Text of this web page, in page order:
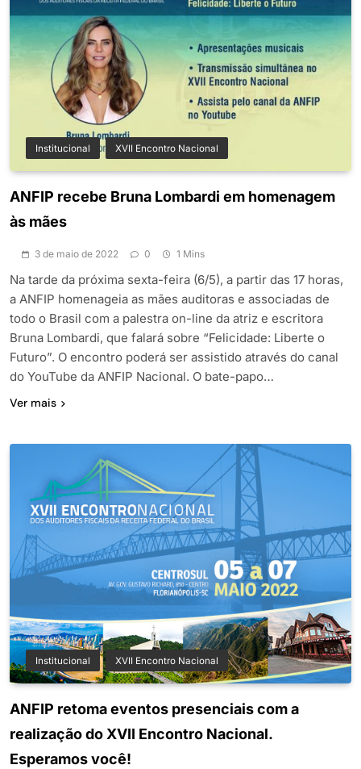
Institucional XVII Encontro Nacional
ANFIP recebe Bruna Lombardi em homenagem
às mães
3 de maio de 2022 0 1 Mins
Na tarde da próxima sexta-feira (6/5), a partir das 17 horas,
a ANFIP homenageia as mães auditoras e associadas de
todo o Brasil com a palestra on-line da atriz e escritora
Bruna Lombardi, que falará sobre “Felicidade: Liberte o
Futuro”. O encontro poderá ser assistido através do canal
do YouTube da ANFIP Nacional. O bate-papo…
Ver mais
Institucional XVII Encontro Nacional
ANFIP retoma eventos presenciais com a
realização do XVII Encontro Nacional.
Esperamos você!